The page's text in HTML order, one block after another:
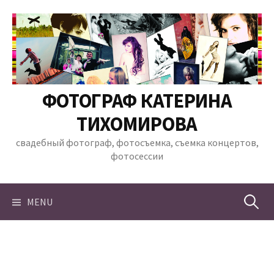
content
ФОТОГРАФ КАТЕРИНА
ТИХОМИРОВА
свадебный фотограф, фотосъемка, съемка концертов,
фотосессии
MENU Найти: